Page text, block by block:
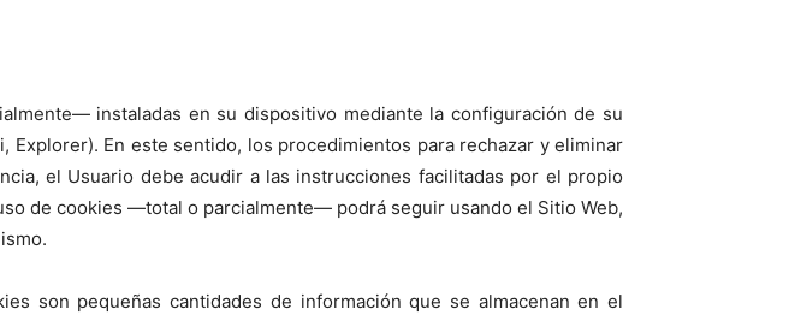
instaladas en su dispositivo mediante la configuración de su
En este sentido, los procedimientos para rechazar y eliminar
el Usuario debe acudir a las instrucciones facilitadas por el propio
de cookies —total o parcialmente— podrá seguir usando el Sitio Web,
son pequeñas cantidades de información que se almacenan en el